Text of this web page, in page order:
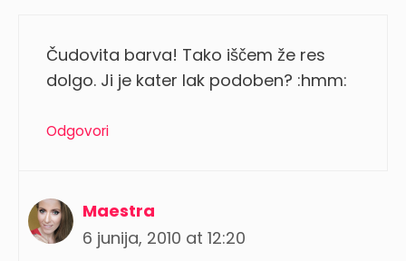
Čudovita barva! Tako iščem že res
dolgo. Ji je kater lak podoben? :hmm:
Odgovori
Maestra
6 junija, 2010 at 12:20